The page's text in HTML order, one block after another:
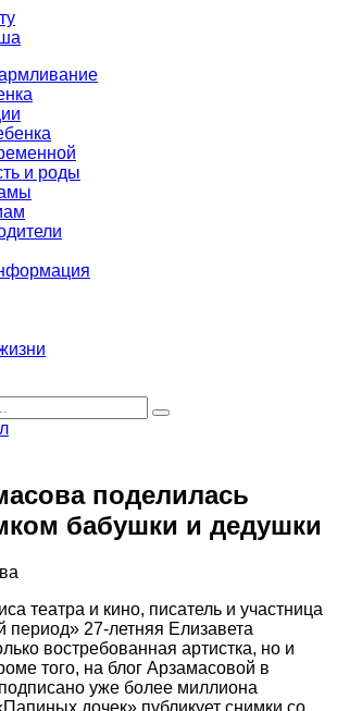
и роды
поделилась
бабушки и дедушки
театра и кино, писатель и участница
27-летняя Елизавета
востребованная артистка, но и
того, на блог Арзамасовой в
уже более миллиона
дочек» публикует снимки со